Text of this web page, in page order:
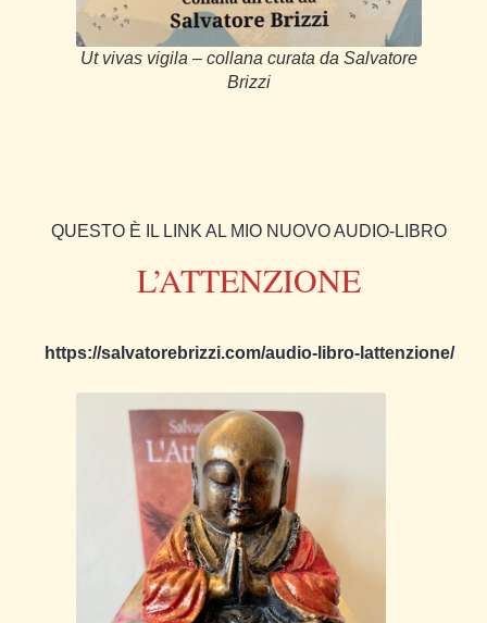
Ut vivas vigila – collana curata da Salvatore
Brizzi
QUESTO È IL LINK AL MIO NUOVO AUDIO-LIBRO
L’ATTENZIONE
https://salvatorebrizzi.com/audio-libro-lattenzione/